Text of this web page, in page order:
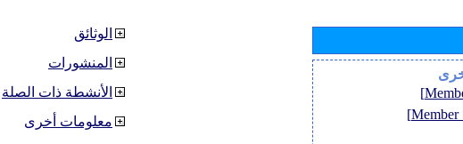
الوثائق
المنشورات
الأنشطة ذات الصلة
معلومات أخرى